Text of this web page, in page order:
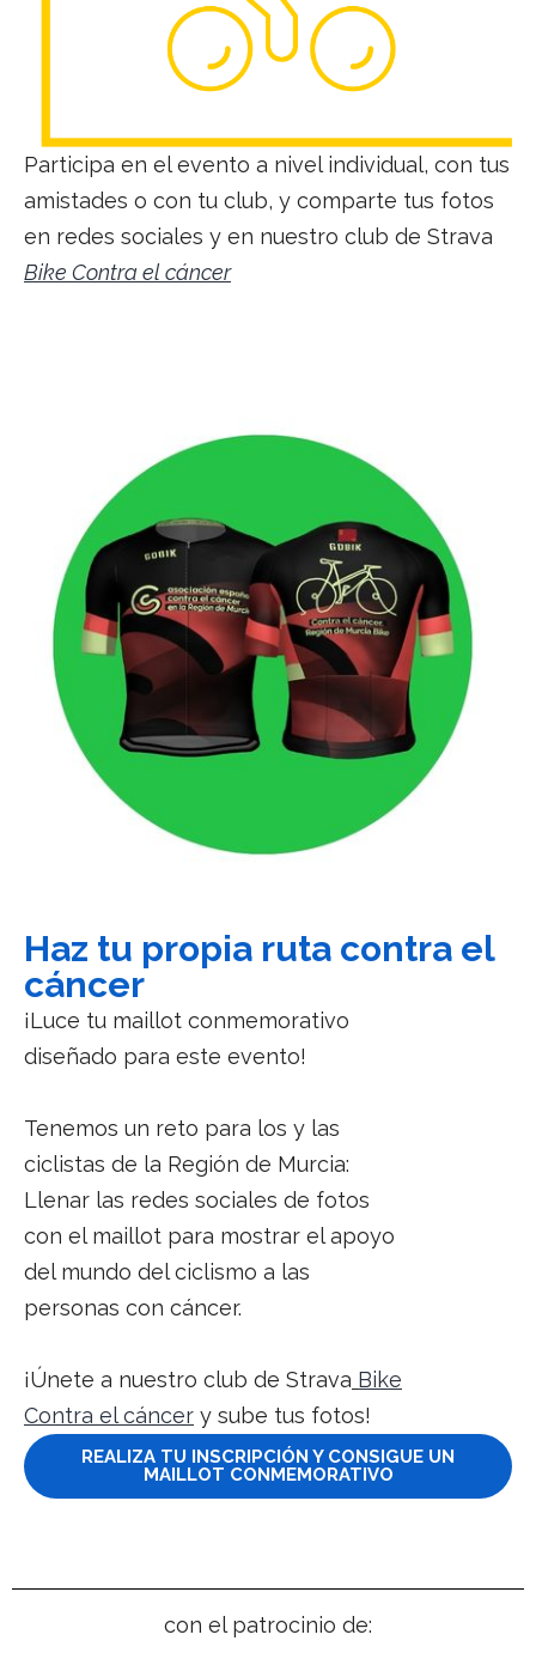
Participa en el evento a nivel individual, con tus
amistades o con tu club, y comparte tus fotos
en redes sociales y en nuestro club de Strava
Bike Contra el cáncer
Haz tu propia ruta contra el
cáncer
¡Luce tu maillot conmemorativo
diseñado para este evento!
Tenemos un reto para los y las
ciclistas de la Región de Murcia:
Llenar las redes sociales de fotos
con el maillot para mostrar el apoyo
del mundo del ciclismo a las
personas con cáncer.
¡Únete a nuestro club de Strava Bike
Contra el cáncer y sube tus fotos!
REALIZA TU INSCRIPCIÓN Y CONSIGUE UN
MAILLOT CONMEMORATIVO
con el patrocinio de: